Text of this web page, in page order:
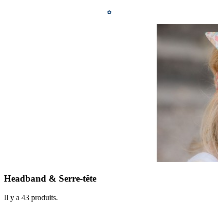
✿
Headband & Serre-tête
Il y a 43 produits.